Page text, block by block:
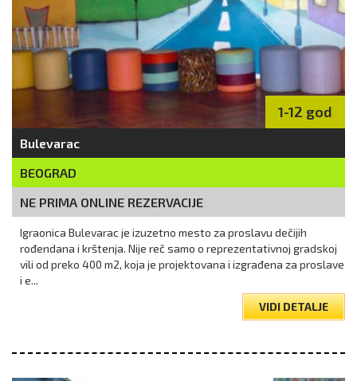
1-12 god
Bulevarac
BEOGRAD
NE PRIMA ONLINE REZERVACIJE
Igraonica Bulevarac je izuzetno mesto za proslavu dečijih
rođendana i krštenja. Nije reč samo o reprezentativnoj gradskoj
vili od preko 400 m2, koja je projektovana i izgrađena za proslave
i e...
VIDI DETALJE